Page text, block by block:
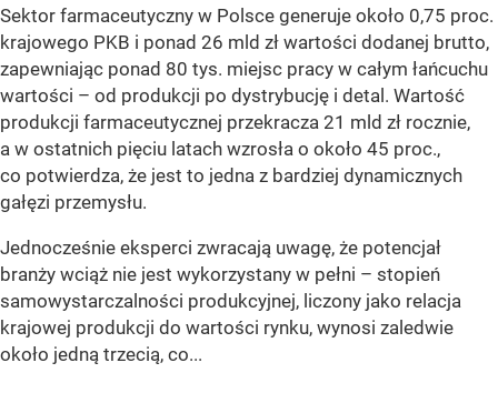
Sektor farmaceutyczny w Polsce generuje około 0,75 proc.
krajowego PKB i ponad 26 mld zł wartości dodanej brutto,
zapewniając ponad 80 tys. miejsc pracy w całym łańcuchu
wartości – od produkcji po dystrybucję i detal. Wartość
produkcji farmaceutycznej przekracza 21 mld zł rocznie,
a w ostatnich pięciu latach wzrosła o około 45 proc.,
co potwierdza, że jest to jedna z bardziej dynamicznych
gałęzi przemysłu.
Jednocześnie eksperci zwracają uwagę, że potencjał
branży wciąż nie jest wykorzystany w pełni – stopień
samowystarczalności produkcyjnej, liczony jako relacja
krajowej produkcji do wartości rynku, wynosi zaledwie
około jedną trzecią, co...